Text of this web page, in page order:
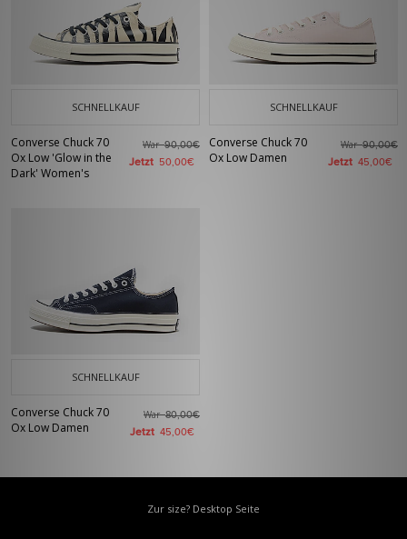
SCHNELLKAUF
Converse Chuck 70
Ox Low 'Glow in the
Dark' Women's
War90,00€
Jetzt 50,00€
SCHNELLKAUF
Converse Chuck 70
Ox Low Damen
War90,00€
Jetzt 45,00€
SCHNELLKAUF
Converse Chuck 70
Ox Low Damen
War80,00€
Jetzt 45,00€
Zur size? Desktop Seite